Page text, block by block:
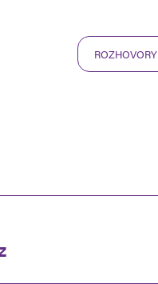
ROZHOVORY